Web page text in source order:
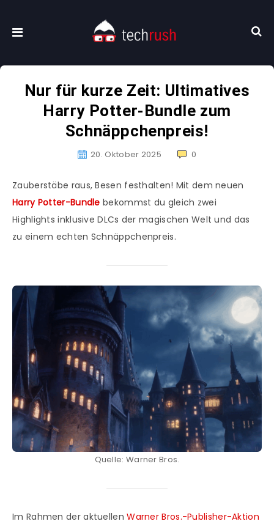
Nur für kurze Zeit: Ultimatives
Harry Potter-Bundle zum
Schnäppchenpreis!
20. Oktober 2025 0
Zauberstäbe raus, Besen festhalten! Mit dem neuen
Harry Potter-Bundle bekommst du gleich zwei
Highlights inklusive DLCs der magischen Welt und das
zu einem echten Schnäppchenpreis.
Quelle: Warner Bros.
Im Rahmen der aktuellenWarner Bros.-Publisher-Aktion